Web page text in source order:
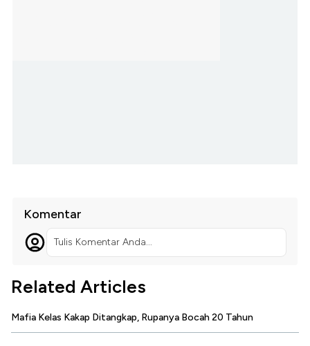
Komentar
Tulis Komentar Anda...
Related Articles
Mafia Kelas Kakap Ditangkap, Rupanya Bocah 20 Tahun